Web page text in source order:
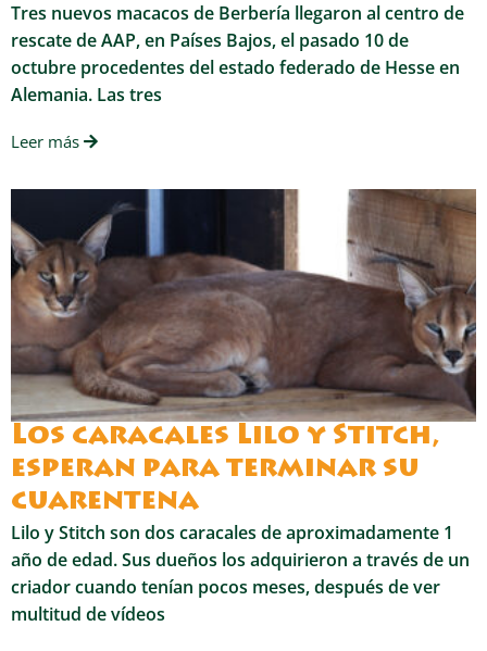
Tres nuevos macacos de Berbería llegaron al centro de
rescate de AAP, en Países Bajos, el pasado 10 de
octubre procedentes del estado federado de Hesse en
Alemania. Las tres
Leer más
Los caracales Lilo y Stitch,
esperan para terminar su
cuarentena
Lilo y Stitch son dos caracales de aproximadamente 1
año de edad. Sus dueños los adquirieron a través de un
criador cuando tenían pocos meses, después de ver
multitud de vídeos